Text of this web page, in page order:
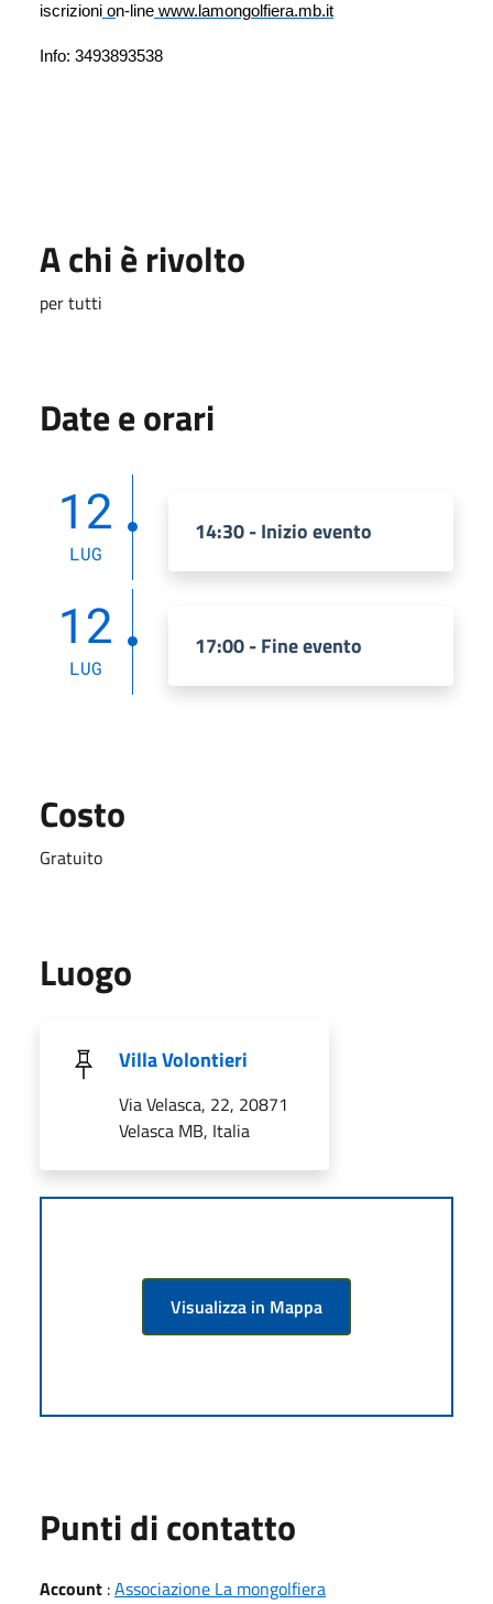
iscrizioni on-line www.lamongolfiera.mb.it
Info: 3493893538
A chi è rivolto
per tutti
Date e orari
12
LUG
14:30 - Inizio evento
12
LUG
17:00 - Fine evento
Costo
Gratuito
Luogo
Villa Volontieri
Via Velasca, 22, 20871
Velasca MB, Italia
Visualizza in Mappa
Punti di contatto
Account :Associazione La mongolfiera